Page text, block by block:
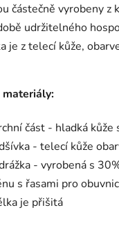
částečně vyrobeny z
udržitelného
je z telecí kůže,
materiály:
část - hladká kůže
- telecí kůže
- vyrobená s
s řasami pro
je přišitá